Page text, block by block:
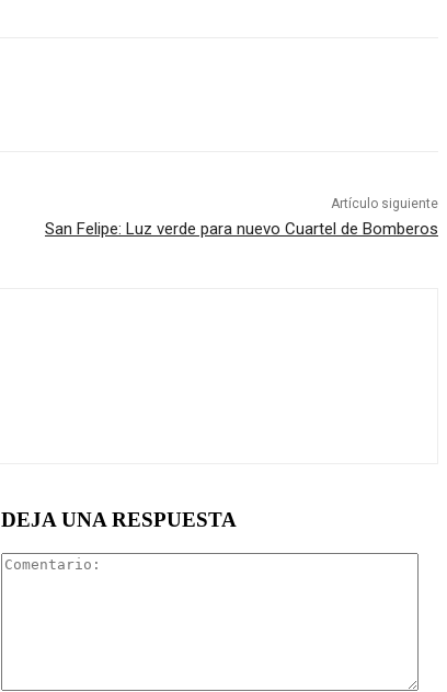
Artículo siguiente
San Felipe: Luz verde para nuevo Cuartel de Bomberos
DEJA UNA RESPUESTA